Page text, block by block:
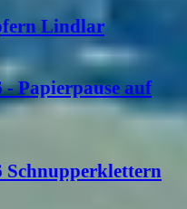
Lindlar
- Papierpause auf
Schnupperklettern